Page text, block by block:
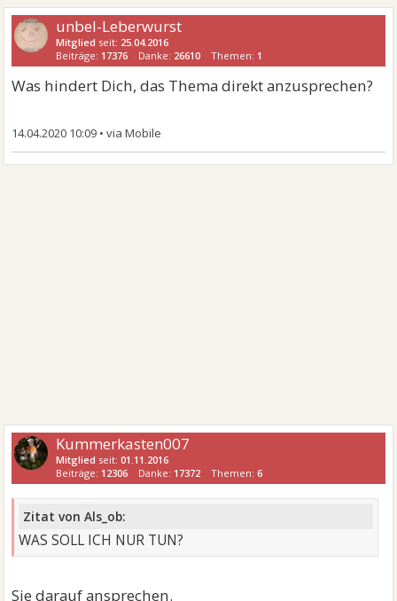
unbel-Leberwurst
Mitglied seit: 25.04.2016
Beiträge: 17376 Danke: 26610 Themen: 1
Was hindert Dich, das Thema direkt anzusprechen?
14.04.2020 10:09 •
Kummerkasten007
Mitglied seit:01.11.2016
Beiträge: 12306 Danke: 17372 Themen:6
Zitat von Als_ob:
WAS SOLL ICH NUR TUN?
Sie darauf ansprechen.